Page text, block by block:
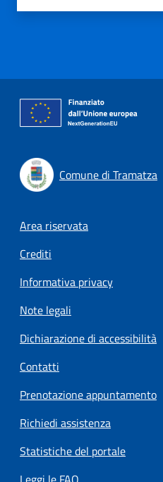
Comune di Tramatza
Footer menu
Area riservata
Crediti
Informativa privacy
Note legali
Dichiarazione di accessibilità
Contatti
Prenotazione appuntamento
Richiedi assistenza
Statistiche del portale